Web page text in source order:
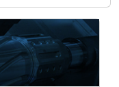
GmbH
GmbH